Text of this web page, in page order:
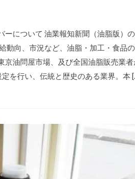
について 油業報知新聞（油脂版）
動向、市況など、油脂・加工・食品
京油問屋市場、及び全国油脂販売業者
を行い、伝統と歴史のある業界。本